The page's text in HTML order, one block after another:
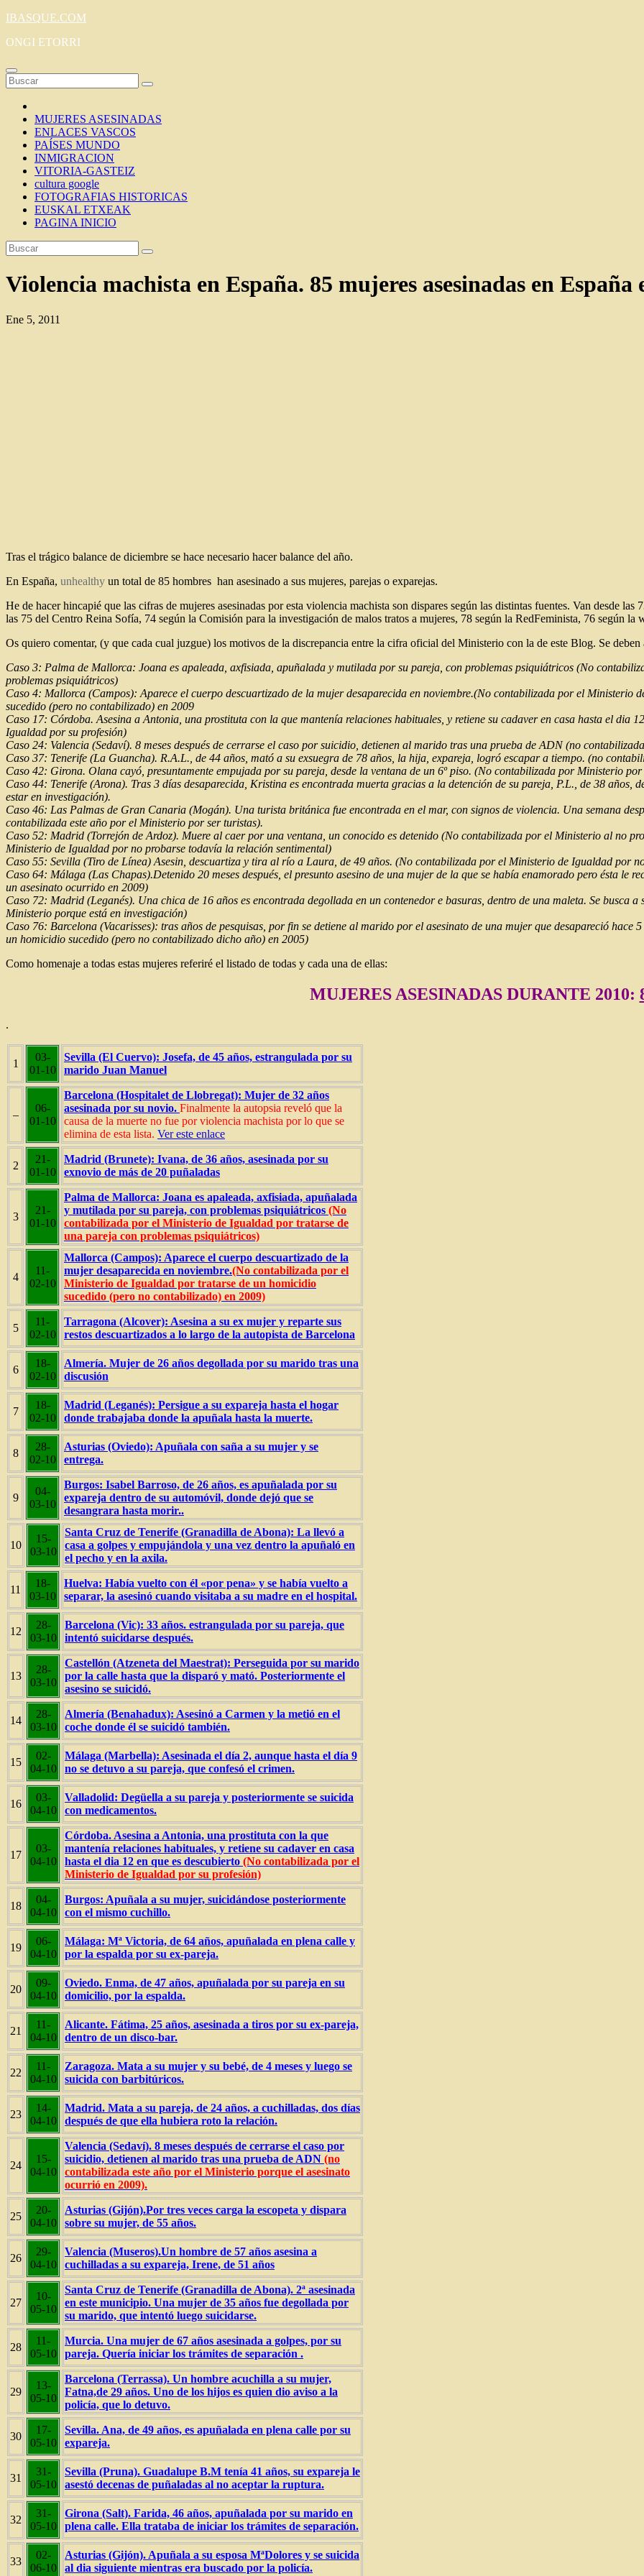
Saltar
contenido
IBASQUE.COM
ONGI ETORRI
MUJERES ASESINADAS
ENLACES VASCOS
PAÍSES MUNDO
INMIGRACION
VITORIA-GASTEIZ
cultura google
FOTOGRAFIAS HISTORICAS
EUSKAL ETXEAK
PAGINA INICIO
Violencia machista en España. 85 mujeres asesinadas en España
Ene 5, 2011
Tras el trágico balance de diciembre se hace necesario hacer balance del año.
En España, unhealthy un total de 85 hombres han asesinado a sus mujeres, parejas o exparejas.
He de hacer hincapié que las cifras de mujeres asesinadas por esta violencia machista son dispares según las distintas fuentes. Van desde
las 75 del Centro Reina Sofía, 74 según la Comisión para la investigación de malos tratos a mujeres, 78 según la RedFeminista, 76 según
Os quiero comentar, (y que cada cual juzgue) los motivos de la discrepancia entre la cifra oficial del Ministerio con la de este Blog. Se deben
Caso 3: Palma de Mallorca: Joana es apaleada, axfisiada, apuñalada y mutilada por su pareja, con problemas psiquiátricos (No
problemas psiquiátricos)
Caso 4: Mallorca (Campos): Aparece el cuerpo descuartizado de la mujer desaparecida en noviembre.(No contabilizada por el Ministerio
sucedido (pero no contabilizado) en 2009
Caso 17: Córdoba. Asesina a Antonia, una prostituta con la que mantenía relaciones habituales, y retiene su cadaver en casa hasta el dia
Igualdad por su profesión)
Caso 24: Valencia (Sedaví). 8 meses después de cerrarse el caso por suicidio, detienen al marido tras una prueba de ADN (no
Caso 37: Tenerife (La Guancha). R.A.L., de 44 años, mató a su exsuegra de 78 años, la hija, expareja, logró escapar a tiempo. (no
Caso 42: Girona. Olana cayó, presuntamente empujada por su pareja, desde la ventana de un 6º piso. (No contabilizada por Ministerio
Caso 44: Tenerife (Arona). Tras 3 días desaparecida, Kristina es encontrada muerta gracias a la detención de su pareja, P.L., de 38
estar en investigación).
Caso 46: Las Palmas de Gran Canaria (Mogán). Una turista británica fue encontrada en el mar, con signos de violencia. Una semana
contabilizada este año por el Ministerio por ser turistas).
Caso 52: Madrid (Torrejón de Ardoz). Muere al caer por una ventana, un conocido es detenido (No contabilizada por el Ministerio al no
Ministerio de Igualdad por no probarse todavía la relación sentimental)
Caso 55: Sevilla (Tiro de Línea) Asesin, descuartiza y tira al río a Laura, de 49 años. (No contabilizada por el Ministerio de Igualdad por
Caso 64: Málaga (Las Chapas).Detenido 20 meses después, el presunto asesino de una mujer de la que se había enamorado pero ésta
un asesinato ocurrido en 2009)
Caso 72: Madrid (Leganés). Una chica de 16 años es encontrada degollada en un contenedor e basuras, dentro de una maleta. Se busca
Ministerio porque está en investigación)
Caso 76: Barcelona (Vacarisses): tras años de pesquisas, por fin se detiene al marido por el asesinato de una mujer que desapareció
un homicidio sucedido (pero no contabilizado dicho año) en 2005)
Como homenaje a todas estas mujeres referiré el listado de todas y cada una de ellas:
MUJERES ASESINADAS DURANTE 2010:
.
1
03-
01-10
Sevilla (El Cuervo): Josefa, de 45 años, estrangulada por su
marido Juan Manuel
–
06-
01-10
Barcelona (Hospitalet de Llobregat): Mujer de 32 años
asesinada por su novio. Finalmente la autopsia reveló que la
causa de la muerte no fue por violencia machista por lo que se
elimina de esta lista. Ver este enlace
2
21-
01-10
Madrid (Brunete): Ivana, de 36 años, asesinada por su
exnovio de más de 20 puñaladas
3
21-
01-10
Palma de Mallorca: Joana es apaleada, axfisiada, apuñalada
y mutilada por su pareja, con problemas psiquiátricos (No
contabilizada por el Ministerio de Igualdad por tratarse de
una pareja con problemas psiquiátricos)
4
11-
02-10
Mallorca (Campos): Aparece el cuerpo descuartizado de la
mujer desaparecida en noviembre.(No contabilizada por el
Ministerio de Igualdad por tratarse de un homicidio
sucedido (pero no contabilizado) en 2009)
5
11-
02-10
Tarragona (Alcover): Asesina a su ex mujer y reparte sus
restos descuartizados a lo largo de la autopista de Barcelona
6
18-
02-10
Almería. Mujer de 26 años degollada por su marido tras una
discusión
7
18-
02-10
Madrid (Leganés): Persigue a su expareja hasta el hogar
donde trabajaba donde la apuñala hasta la muerte.
8
28-
02-10
Asturias (Oviedo): Apuñala con saña a su mujer y se
entrega.
9
04-
03-10
Burgos: Isabel Barroso, de 26 años, es apuñalada por su
expareja dentro de su automóvil, donde dejó que se
desangrara hasta morir..
10
15-
03-10
Santa Cruz de Tenerife (Granadilla de Abona): La llevó a
casa a golpes y empujándola y una vez dentro la apuñaló en
el pecho y en la axila.
11
18-
03-10
Huelva: Había vuelto con él «por pena» y se había vuelto a
separar, la asesinó cuando visitaba a su madre en el hospital.
12
28-
03-10
Barcelona (Vic): 33 años. estrangulada por su pareja, que
intentó suicidarse después.
13
28-
03-10
Castellón (Atzeneta del Maestrat): Perseguida por su marido
por la calle hasta que la disparó y mató. Posteriormente el
asesino se suicidó.
14
28-
03-10
Almería (Benahadux): Asesinó a Carmen y la metió en el
coche donde él se suicidó también.
15
02-
04-10
Málaga (Marbella): Asesinada el día 2, aunque hasta el día 9
no se detuvo a su pareja, que confesó el crimen.
16
03-
04-10
Valladolid: Degüella a su pareja y posteriormente se suicida
con medicamentos.
17
03-
04-10
Córdoba. Asesina a Antonia, una prostituta con la que
mantenía relaciones habituales, y retiene su cadaver en casa
hasta el dia 12 en que es descubierto (No contabilizada por el
Ministerio de Igualdad por su profesión)
18
04-
04-10
Burgos: Apuñala a su mujer, suicidándose posteriormente
con el mismo cuchillo.
19
06-
04-10
Málaga: Mª Victoria, de 64 años, apuñalada en plena calle y
por la espalda por su ex-pareja.
20
09-
04-10
Oviedo. Enma, de 47 años, apuñalada por su pareja en su
domicilio, por la espalda.
21
11-
04-10
Alicante. Fátima, 25 años, asesinada a tiros por su ex-pareja,
dentro de un disco-bar.
22
11-
04-10
Zaragoza. Mata a su mujer y su bebé, de 4 meses y luego se
suicida con barbitúricos.
23
14-
04-10
Madrid. Mata a su pareja, de 24 años, a cuchilladas, dos días
después de que ella hubiera roto la relación.
24
15-
04-10
Valencia (Sedaví). 8 meses después de cerrarse el caso por
suicidio, detienen al marido tras una prueba de ADN (no
contabilizada este año por el Ministerio porque el asesinato
ocurrió en 2009).
25
20-
04-10
Asturias (Gijón).Por tres veces carga la escopeta y dispara
sobre su mujer, de 55 años.
26
29-
04-10
Valencia (Museros).Un hombre de 57 años asesina a
cuchilladas a su expareja, Irene, de 51 años
27
10-
05-10
Santa Cruz de Tenerife (Granadilla de Abona). 2ª asesinada
en este municipio. Una mujer de 35 años fue degollada por
su marido, que intentó luego suicidarse.
28
11-
05-10
Murcia. Una mujer de 67 años asesinada a golpes, por su
pareja. Quería iniciar los trámites de separación .
29
13-
05-10
Barcelona (Terrassa). Un hombre acuchilla a su mujer,
Fatna,de 29 años. Uno de los hijos es quien dio aviso a la
policía, que lo detuvo.
30
17-
05-10
Sevilla. Ana, de 49 años, es apuñalada en plena calle por su
expareja.
31
31-
05-10
Sevilla (Pruna). Guadalupe B.M tenía 41 años, su expareja le
asestó decenas de puñaladas al no aceptar la ruptura.
32
31-
05-10
Girona (Salt). Farida, 46 años, apuñalada por su marido en
plena calle. Ella trataba de iniciar los trámites de separación.
33
02-
06-10
Asturias (Gijón). Apuñala a su esposa MªDolores y se suicida
al dia siguiente mientras era buscado por la policía.